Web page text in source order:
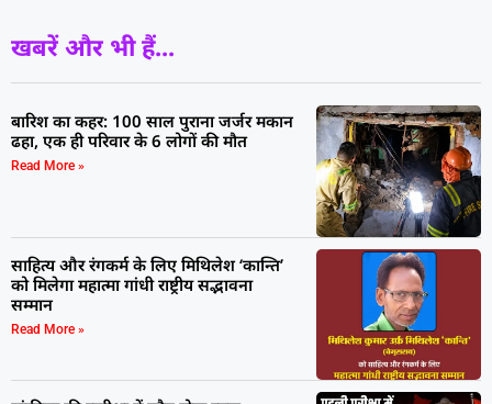
खबरें और भी हैं...
बारिश का कहर: 100 साल पुराना जर्जर मकान
ढहा, एक ही परिवार के 6 लोगों की मौत
Read More »
साहित्य और रंगकर्म के लिए मिथिलेश ‘कान्ति’
को मिलेगा महात्मा गांधी राष्ट्रीय सद्भावना
सम्मान
Read More »